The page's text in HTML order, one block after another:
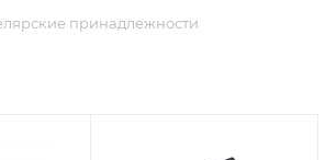
принадлежности